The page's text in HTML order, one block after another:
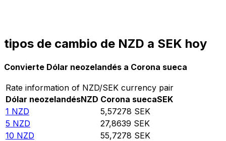
tipos de cambio de NZD a SEK hoy
Convierte Dólar neozelandés a Corona sueca
Rate information of NZD/SEK currency pair
Dólar neozelandésNZD Corona suecaSEK
1 NZD 5,57278 SEK
5 NZD 27,8639 SEK
10 NZD 55,7278 SEK